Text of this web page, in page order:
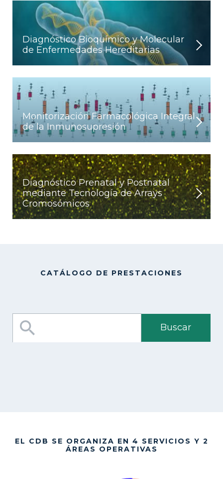
Diagnóstico Bioquímico y Molecular
de Enfermedades Hereditarias
Monitorización Farmacológica Integral
de la Inmunosupresión
Diagnóstico Prenatal y Postnatal
mediante Tecnología de Arrays
Cromosómicos
CATÁLOGO DE PRESTACIONES
EL CDB SE ORGANIZA EN 4 SERVICIOS Y 2
ÁREAS OPERATIVAS